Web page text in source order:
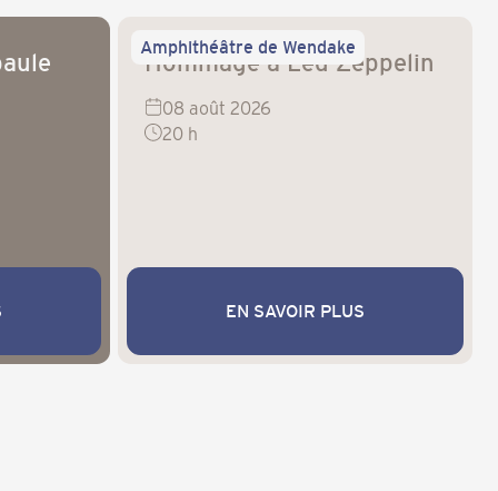
Amphithéâtre de Wendake
Hommage à Led Zeppelin
08 août 2026
20 h
EN SAVOIR PLUS
EN SAVOIR PLUS